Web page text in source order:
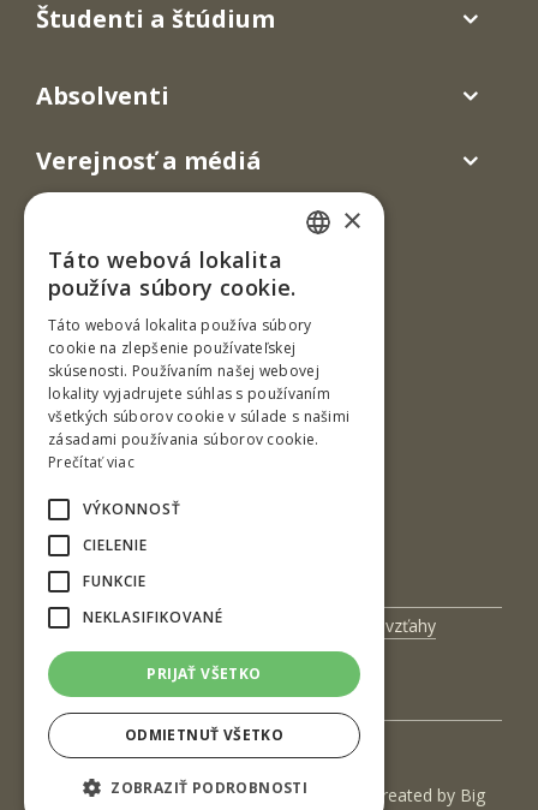
T. G. Masaryka 24
960 01 Zvolen
Študenti a štúdium
Absolventi
Verejnosť a médiá
Univerzitný magazín
Medzinárodné vzťahy
Veda a výskum
Zamestnanci
Kontakt
(c) 2017 Technická univerzita vo Zvolene | Created by Big
×
Táto webová lokalita
používa súbory cookie.
Táto webová lokalita používa súbory
cookie na zlepšenie používateľskej
skúsenosti. Používaním našej webovej
lokality vyjadrujete súhlas s používaním
všetkých súborov cookie v súlade s našimi
zásadami používania súborov cookie.
Prečítať viac
VÝKONNOSŤ
CIELENIE
FUNKCIE
NEKLASIFIKOVANÉ
PRIJAŤ VŠETKO
ODMIETNUŤ VŠETKO
ZOBRAZIŤ PODROBNOSTI